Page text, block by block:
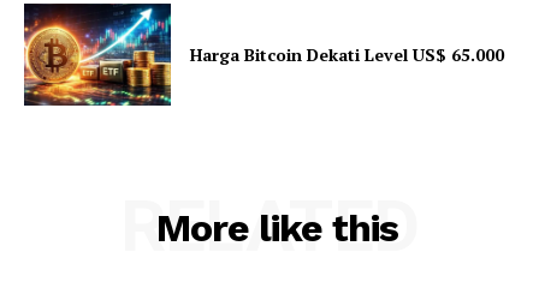
Harga Bitcoin Dekati Level US$ 65.000
More like this
RELATED